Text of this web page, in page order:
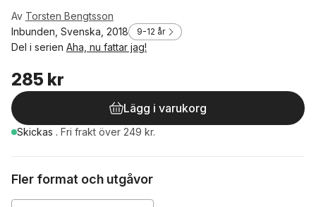
Av Torsten Bengtsson
Inbunden, Svenska, 2018
9-12 år
Del i serien Aha, nu fattar jag!
285 kr
Lägg i varukorg
Skickas . Fri frakt över 249 kr.
Fler format och utgåvor